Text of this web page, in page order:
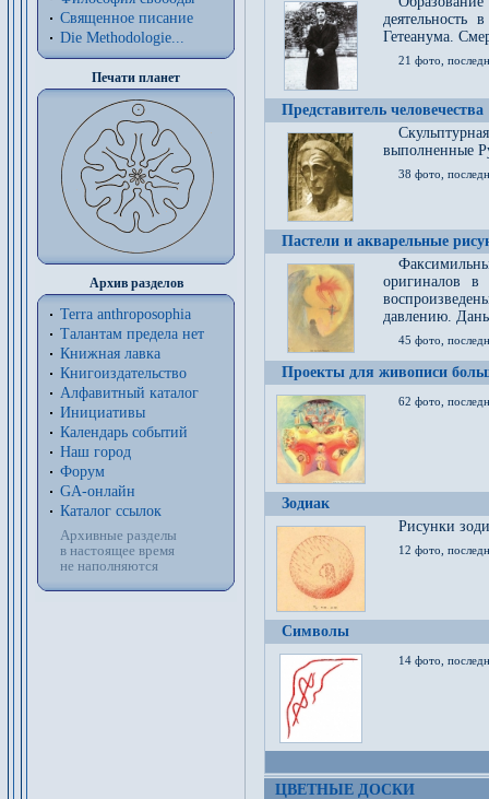
Священное писание
Die Methodologie...
Печати планет
Архив разделов
Terra anthroposophia
Талантам предела нет
Книжная лавка
Книгоиздательство
Алфавитный каталог
Инициативы
Календарь событий
Наш город
Форум
GA-онлайн
Каталог ссылок
Архивные разделы
в настоящее время
не наполняются
деятельность
Гетеанума.
21 фото,
Представитель человечества
выполненные
38 фото,
Пастели и акварельные
оригиналов
давлению.
45 фото,
Проекты для живописи
62 фото,
Зодиак
Рисунки
12 фото,
Символы
14 фото,
ЦВЕТНЫЕ ДОСКИ